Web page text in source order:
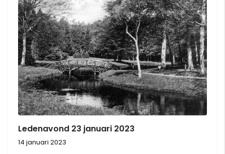
Ledenavond 23 januari 2023
14 januari 2023